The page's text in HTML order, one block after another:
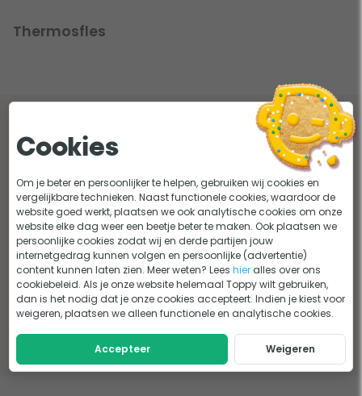
Thermosfles
thermosflessen
Toppy's picknick tips!
Cookies
Om je beter en persoonlijker te helpen, gebruiken wij cookies en
vergelijkbare technieken. Naast functionele cookies, waardoor de
website goed werkt, plaatsen we ook analytische cookies om onze
website elke dag weer een beetje beter te maken. Ook plaatsen we
persoonlijke cookies zodat wij en derde partijen jouw
internetgedrag kunnen volgen en persoonlijke (advertentie)
content kunnen laten zien. Meer weten? Leeshier alles over ons
cookiebeleid. Als je onze website helemaal Toppy wilt gebruiken,
dan is het nodig dat je onze cookies accepteert. Indien je kiest voor
weigeren, plaatsen we alleen functionele en analytische cookies.
Accepteer Weigeren